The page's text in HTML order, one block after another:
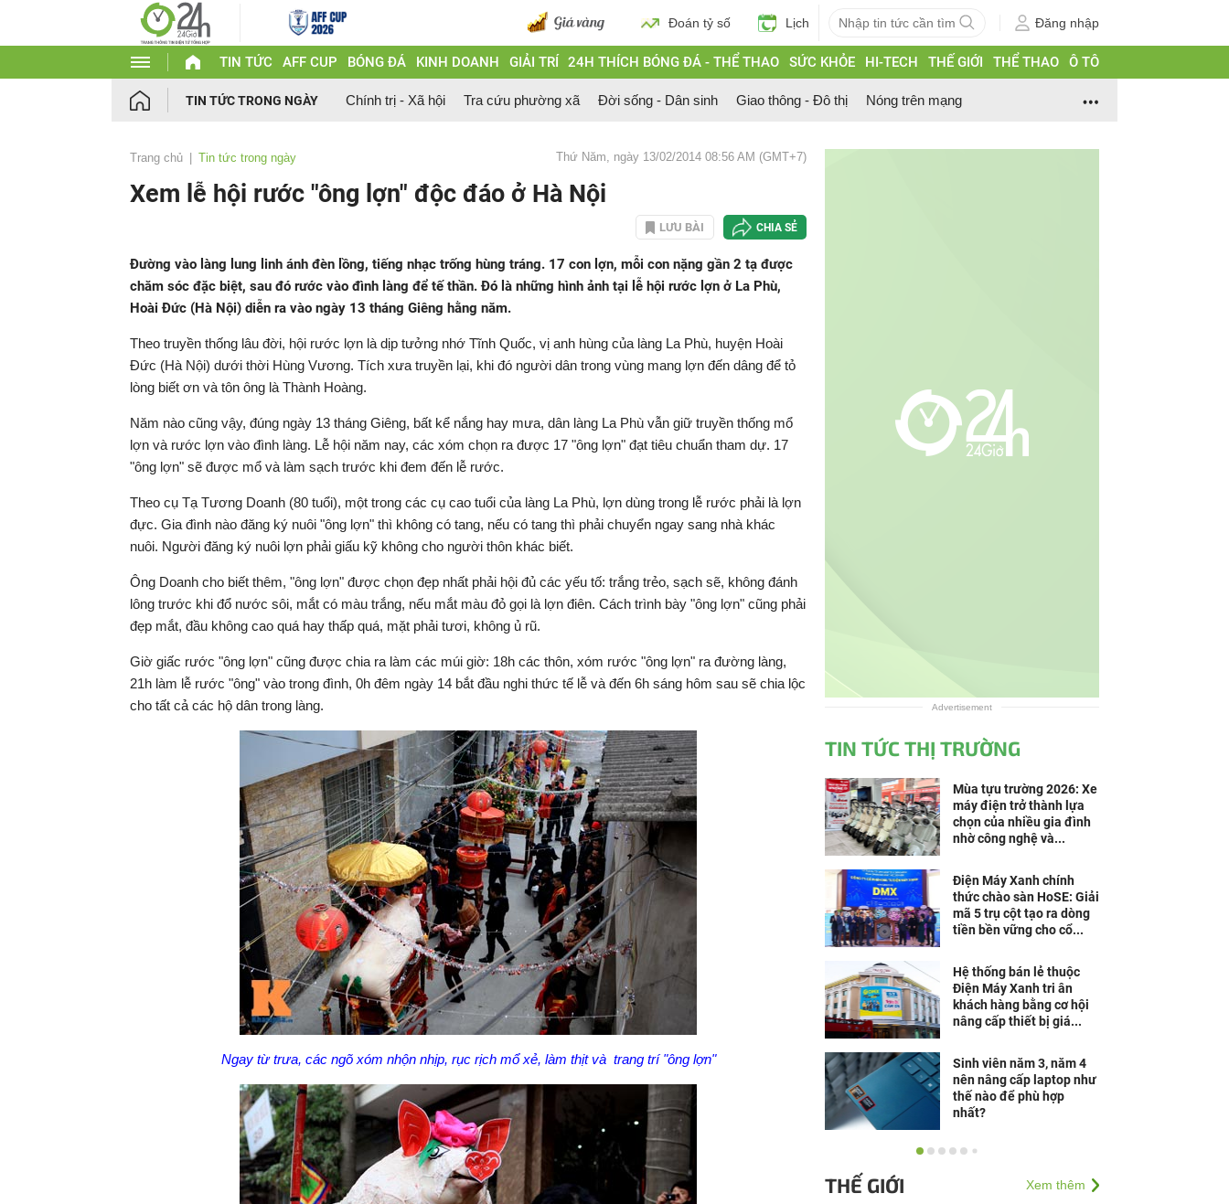
Đoán tỷ số Lịch Đăng nhập
TIN TỨC AFF CUP BÓNG ĐÁ KINH DOANH GIẢI TRÍ 24H THÍCH BÓNG ĐÁ - THỂ THAO SỨC KHỎE HI-TECH THẾ GIỚI THỂ THAO Ô TÔ
TIN TỨC TRONG NGÀY Chính trị - Xã hội Tra cứu phường xã Đời sống - Dân sinh Giao thông - Đô thị Nóng trên mạng
Trang chủ Tin tức trong ngày Thứ Năm, ngày 13/02/2014 08:56 AM (GMT+7)
Xem lễ hội rước "ông lợn" độc đáo ở Hà Nội
LƯU BÀI CHIA SẺ
Đường vào làng lung linh ánh đèn lồng, tiếng nhạc trống hùng tráng. 17 con lợn, mỗi con nặng gần 2 tạ được
chăm sóc đặc biệt, sau đó rước vào đình làng để tế thần. Đó là những hình ảnh tại lễ hội rước lợn ở La Phù,
Hoài Đức (Hà Nội) diễn ra vào ngày 13 tháng Giêng hằng năm.
Theo truyền thống lâu đời, hội rước lợn là dịp tưởng nhớ Tĩnh Quốc, vị anh hùng của làng La Phù, huyện Hoài
Đức (Hà Nội) dưới thời Hùng Vương. Tích xưa truyền lại, khi đó người dân trong vùng mang lợn đến dâng để tỏ
lòng biết ơn và tôn ông là Thành Hoàng.
Năm nào cũng vậy, đúng ngày 13 tháng Giêng, bất kể nắng hay mưa, dân làng La Phù vẫn giữ truyền thống mổ
lợn và rước lợn vào đình làng. Lễ hội năm nay, các xóm chọn ra được 17 "ông lợn" đạt tiêu chuẩn tham dự. 17
"ông lợn" sẽ được mổ và làm sạch trước khi đem đến lễ rước.
Theo cụ Tạ Tương Doanh (80 tuổi), một trong các cụ cao tuổi của làng La Phù, lợn dùng trong lễ rước phải là lợn
đực. Gia đình nào đăng ký nuôi "ông lợn" thì không có tang, nếu có tang thì phải chuyển ngay sang nhà khác
nuôi. Người đăng ký nuôi lợn phải giấu kỹ không cho người thôn khác biết.
Ông Doanh cho biết thêm, "ông lợn" được chọn đẹp nhất phải hội đủ các yếu tố: trắng trẻo, sạch sẽ, không đánh
lông trước khi đổ nước sôi, mắt có màu trắng, nếu mắt màu đỏ gọi là lợn điên. Cách trình bày "ông lợn" cũng phải
đẹp mắt, đầu không cao quá hay thấp quá, mặt phải tươi, không ủ rũ.
Giờ giấc rước "ông lợn" cũng được chia ra làm các múi giờ: 18h các thôn, xóm rước "ông lợn" ra đường làng,
21h làm lễ rước "ông" vào trong đình, 0h đêm ngày 14 bắt đầu nghi thức tế lễ và đến 6h sáng hôm sau sẽ chia lộc
cho tất cả các hộ dân trong làng.
Ngay từ trưa, các ngõ xóm nhộn nhịp, rục rịch mổ xẻ, làm thịt và trang trí "ông lợn"
Advertisement
TIN TỨC THỊ TRƯỜNG
Mùa tựu trường 2026: Xe
máy điện trở thành lựa
chọn của nhiều gia đình
nhờ công nghệ và...
Điện Máy Xanh chính
thức chào sàn HoSE: Giải
mã 5 trụ cột tạo ra dòng
tiền bền vững cho cổ...
Hệ thống bán lẻ thuộc
Điện Máy Xanh tri ân
khách hàng bằng cơ hội
nâng cấp thiết bị giá...
Sinh viên năm 3, năm 4
nên nâng cấp laptop như
thế nào để phù hợp
nhất?
“Breathe the Win”: Daikin
khát vọng chiến thắng tại
THẾ GIỚI Xem thêm